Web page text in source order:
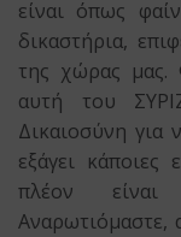
είναι όπως
δικαστήρια,
της χώρας μας.
αυτή του
Δικαιοσύνη για
εξάγει κάποιες
πλέον είναι
Αναρωτιόμαστε,